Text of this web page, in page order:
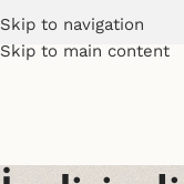
Skip to navigation
Skip to main content